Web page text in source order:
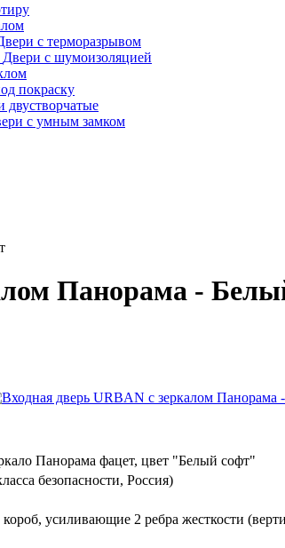
с терморазрывом
Двери с шумоизоляцией
покраску
двустворчатые
с умным замком
Панорама -
Панорама фацет, цвет "Белый софт"
безопасности, Россия)
усиливающие 2 ребра жесткости